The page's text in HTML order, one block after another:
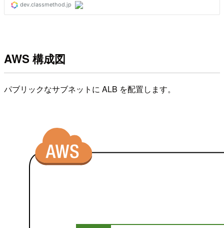
AWS 構成図
パブリックなサブネットに ALB を配置します。